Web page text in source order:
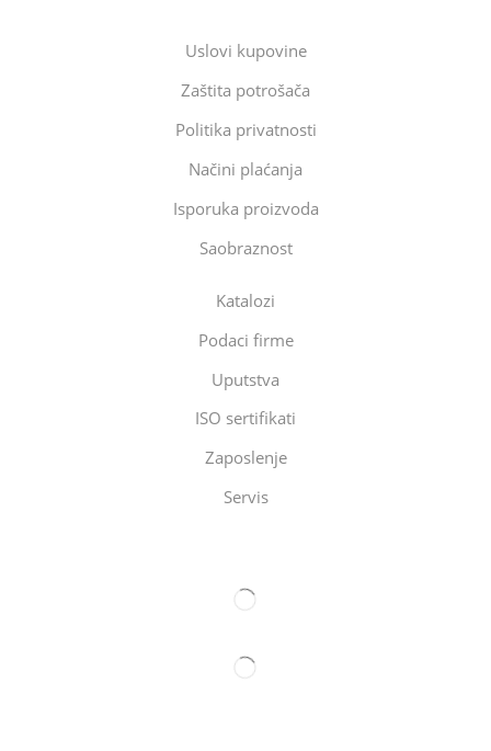
Uslovi kupovine
Zaštita potrošača
Politika privatnosti
Načini plaćanja
Isporuka proizvoda
Saobraznost
Katalozi
Podaci firme
Uputstva
ISO sertifikati
Zaposlenje
Servis